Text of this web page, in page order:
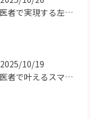
歯医者で実現する左右対称治療のポイントと矯正治療選びの疑問解決ガイド
2025/10/19
歯医者で叶えるスマイルメイクオーバーなら福岡県福岡市博多区博多駅前の最新矯正治療解説